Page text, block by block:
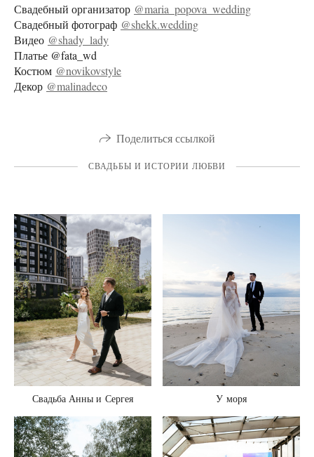
Свадебный организатор @maria_popova_wedding
Свадебный фотограф @shekk.wedding
Видео @shady_lady
Платье @fata_wd
Костюм @novikovstyle
Декор @malinadeco
Поделиться ссылкой
СВАДЬБЫ И ИСТОРИИ ЛЮБВИ
Свадьба Анны и Сергея У моря